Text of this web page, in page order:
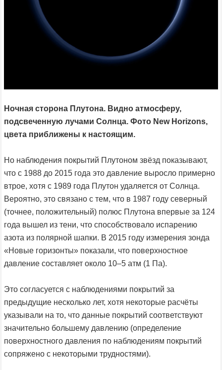
Ночная сторона Плутона. Видно атмосферу,
подсвеченную лучами Солнца. Фото New Horizons,
цвета приближены к настоящим.
Но наблюдения покрытий Плутоном звёзд показывают,
что с 1988 до 2015 года это давление выросло примерно
втрое, хотя с 1989 года Плутон удаляется от Солнца.
Вероятно, это связано с тем, что в 1987 году северный
(точнее, положительный) полюс Плутона впервые за 124
года вышел из тени, что способствовало испарению
азота из полярной шапки. В 2015 году измерения зонда
«Новые горизонты» показали, что поверхностное
давление составляет около 10–5 атм (1 Па).
Это согласуется с наблюдениями покрытий за
предыдущие несколько лет, хотя некоторые расчёты
указывали на то, что данные покрытий соответствуют
значительно большему давлению (определение
поверхностного давления по наблюдениям покрытий
сопряжено с некоторыми трудностями).